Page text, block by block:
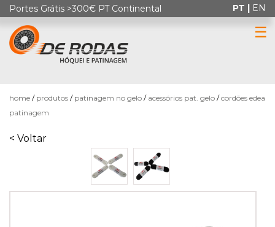
Portes Grátis >300€ PT Continental
HÓQUEI
☰
PT | EN
home produtos patinagem no gelo acessórios pat. gelo
cordões edea
patinagem
< Voltar